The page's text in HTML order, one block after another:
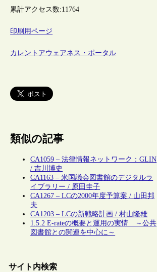
累計アクセス数:11764
印刷用ページ
カレントアウェアネス・ポータル
類似の記事
CA1059 – 法律情報ネットワーク：GLIN
/ 吉川博史
CA1163 – 米国議会図書館のデジタルラ
イブラリー / 原田圭子
CA1267 – LCの2000年度予算案 / 山田邦
夫
CA1203 – LCの新戦略計画 / 村山隆雄
1.5.2 E-rateの概要と運用の実情 ～公共
図書館との関連を中心に～
サイト内検索